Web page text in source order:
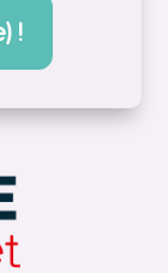
!